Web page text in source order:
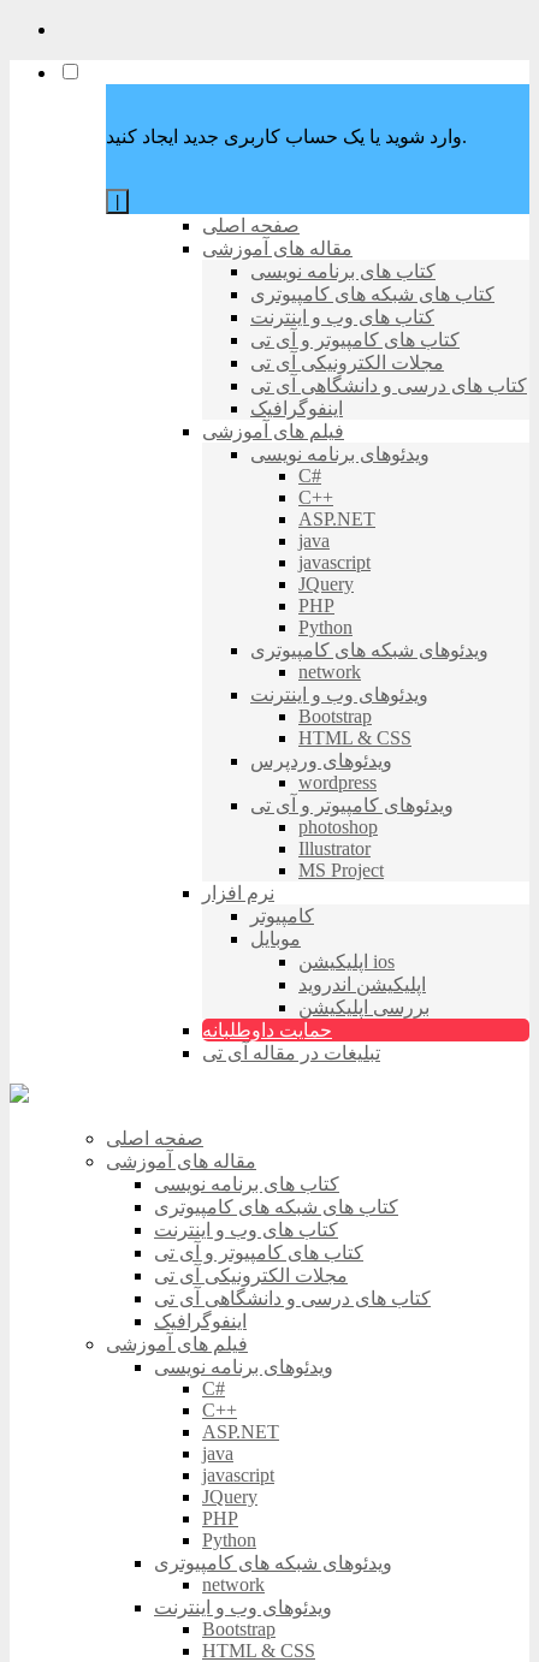
وارد شوید یا یک حساب کاربری جدید ایجاد کنید.
صفحه اصلی
مقاله های آموزشی
کتاب های برنامه نویسی
کتاب های شبکه های کامپیوتری
کتاب های وب و اینترنت
کتاب های کامپیوتر و آی تی
مجلات الکترونیکی آی تی
کتاب های درسی و دانشگاهی آی تی
اینفوگرافیک
فیلم های آموزشی
ویدئوهای برنامه نویسی
C#
C++
ASP.NET
java
javascript
JQuery
PHP
Python
ویدئوهای شبکه های کامپیوتری
network
ویدئوهای وب و اینترنت
Bootstrap
HTML & CSS
ویدئوهای وردپرس
wordpress
ویدئوهای کامپیوتر و آی تی
photoshop
Illustrator
MS Project
نرم افزار
کامپیوتر
موبایل
اپلیکیشن ios
اپلیکیشن اندروید
بررسی اپلیکیشن
حمایت داوطلبانه
تبلیغات در مقاله آی تی
صفحه اصلی
مقاله های آموزشی
کتاب های برنامه نویسی
کتاب های شبکه های کامپیوتری
کتاب های وب و اینترنت
کتاب های کامپیوتر و آی تی
مجلات الکترونیکی آی تی
کتاب های درسی و دانشگاهی آی تی
اینفوگرافیک
فیلم های آموزشی
ویدئوهای برنامه نویسی
C#
C++
ASP.NET
java
javascript
JQuery
PHP
Python
ویدئوهای شبکه های کامپیوتری
network
ویدئوهای وب و اینترنت
Bootstrap
HTML & CSS